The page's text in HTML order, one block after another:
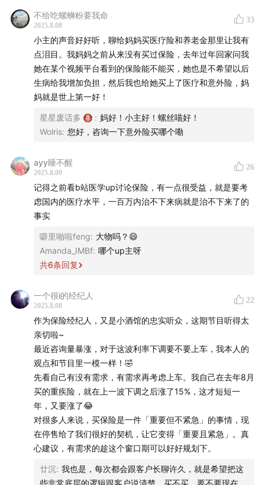
如果你所使用的客户端显示不全，请点此访问有知有行的
官网查看全文
🍻 本期嘉宾
小主：有知有行保险业务负责人。
也谈钱（也大）：财务自由践行者，公众号「也谈钱」主
理人，著有《工薪族财务自由说明书》。
🪁 时间轴
什么是保险的「预定利率」，它的下调又意味着什
么？一个例子让你轻松搞懂
低利率时代的一体多面：银行利率下调、社会整体
投资收益下降，以及👉保险的预定利率下调
过？」其实是有的——
储蓄型、保障型以及不同年限的保单，哪类保险受预
定利率调整的影响最大？
比起赶在「折扣期」「史低价」时抢购，如今我更想
确认，买下它，到底是不是我真实的需求
保险「停售」不该成为你投保的决定性理由
果你的确需要，可以考虑这几点——
我们问了问不同的人，TA们选择保险的理由
精于投资的也大，为什么给自己买了份收益不高的储
保险产品：完全固定利率（国内主流）、分红型（保费变
化）。
分红型产品：预定利率不固定，根据保险公司当年或这段时
间具体的投资收益，分红体现在交的保费比预计保费低。
保险在德国是最主流的理财方式，占整个社会30%的金融资
产。
2013年，因存款利率和债券的投资收益上行，行业消化之前
的利差损也到了一个阶段，预定利率上调过一次（仅这一
利率上调是有可能发生的，而且会发生在所有人都完全没有
通过保险锁定利率，默认了利率下行，但当所有人都觉得利
率下行时，可能一夜之间猛然上涨。
「✅预定利率 - 影响」
长期的重疾险、储蓄险，受预定利率影响较大。
短期的意外险、医疗险，受到的影响较小。
买自己需要的东西，考虑的是自己的出发点。
财务自由 → 时间自由 → 注意力自由。
「✅保险“停售”」
不该成为你投保的决定性理由。
跟保障周期相关，保障周期越长，预定利率的调整对价格的
影响越大。
考虑：保费的基数、保障时间的长短。
根据测算，成人的重疾险在这次预定利率下调之后，上浮
13%左右。小孩的话上浮29%左右。
回归到自己的需求。
「✅选择保险的理由」
第一个问题：你相不相信无常？生活中有一些很残酷的事
不给吃螺蛳粉要我命
2025.8.08
33
小主的声音好好听，聊给妈妈买医疗险和养老金那里让我有
点泪目。我妈妈之前从来没有买过保险，去年过年回家问我
她在某个视频平台看到的保险能不能买，她也是不希望以后
生病给我增加负担，然后我也给她买上了医疗和意外险，妈
妈就是世上第一好！
星星废话多 : 妈好！小主好！螺丝喵好！
Wolris: 您好，咨询一下意外险买哪个嘞
ayy睡不醒
2025.8.09
26
记得之前看b站医学up讨论保险，有一点很受益，就是要考
虑国内的医疗水平，一百万内治不下来病就是治不下来了的
事实
噼里啪啦feng: 大物吗？😄
Amanda_IMBf: 哪个up主呀
共6条回复
一个很i的经纪人
2025.8.08
22
作为保险经纪人，又是小酒馆的忠实听众，这期节目听得太
亲切啦~
最近咨询量暴涨，对于这波利率下调要不要上车，我本人的
观点和节目里一模一样！🤣
先看自己有没有需求，有需求再考虑上车。我自己在去年8月
买的重疾险，就在上一波下调之后涨了15%，这才短短一
年，又要涨了😂
对很多人来说，买保险是一件「重要但不紧急」的事情，现
在停售给了我们很好的契机，让它变得「重要且紧急」。真
心建议，有需求的趁这个窗口期可以好好规划下。
廿沉: 我也是，每次都会跟客户长聊许久，就是希望把这
些非常底层的逻辑跟客户说清楚，买不买，要不要现在